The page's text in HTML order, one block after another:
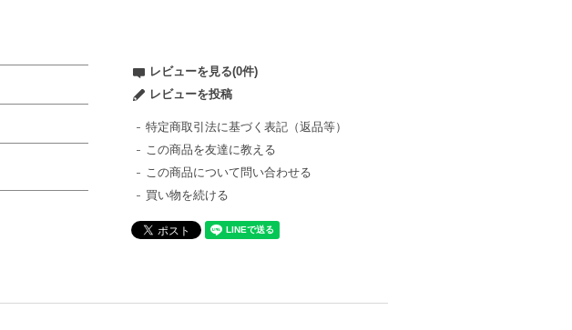
レビューを見る(0件)
レビューを投稿
特定商取引法に基づく表記（返品等）
この商品を友達に教える
この商品について問い合わせる
買い物を続ける